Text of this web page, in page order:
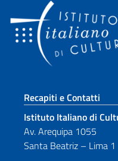
Sezione
Recapiti e Contatti
Istituto Italiano di
Av. Arequipa 1055
Santa Beatriz – Lima 1